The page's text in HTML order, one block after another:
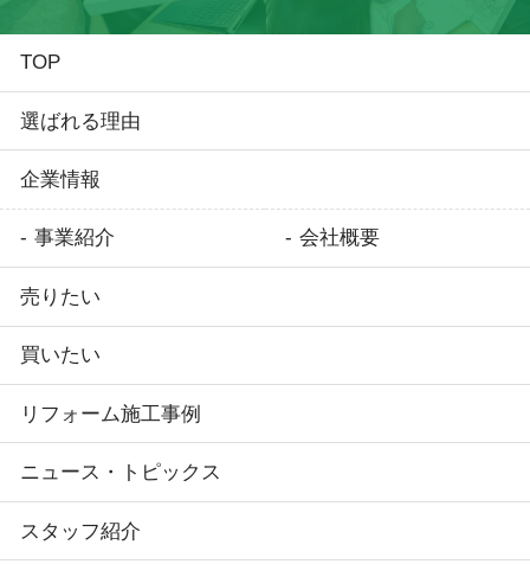
TOP
選ばれる理由
企業情報
事業紹介 会社概要
売りたい
買いたい
リフォーム施工事例
ニュース・トピックス
スタッフ紹介